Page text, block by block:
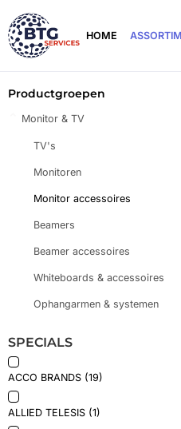
HOME
Productgroepen
Monitor & TV
TV's
Monitoren
Monitor accessoires
Beamers
Beamer accessoires
Whiteboards & accessoires
Ophangarmen & systemen
SPECIALS
ACCO BRANDS (19)
ALLIED TELESIS (1)